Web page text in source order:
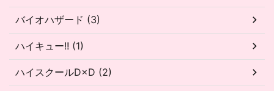
バイオハザード (3)
ハイキュー!! (1)
ハイスクールD×D (2)